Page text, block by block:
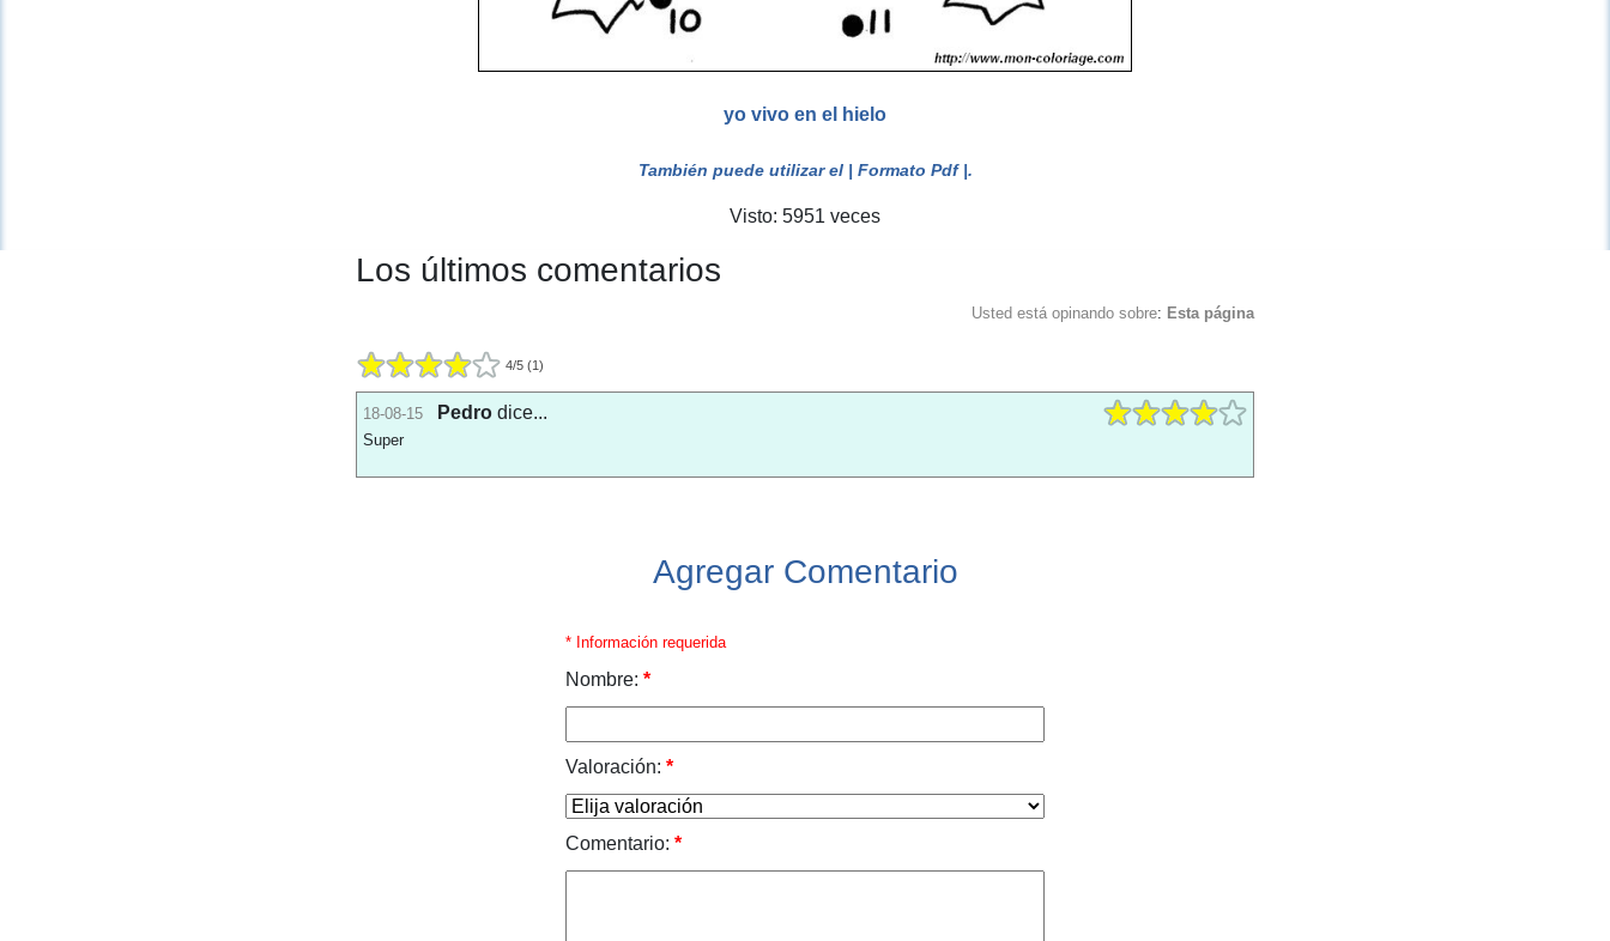
yo vivo en el hielo
También puede utilizar el | Formato Pdf |.
Visto: 5951 veces
Los últimos comentarios
Usted está opinando sobre: Esta página
4/5 (1)
18-08-15 Pedro dice...
Super
Agregar Comentario
* Información requerida
Nombre: *
Valoración: *
Comentario: *